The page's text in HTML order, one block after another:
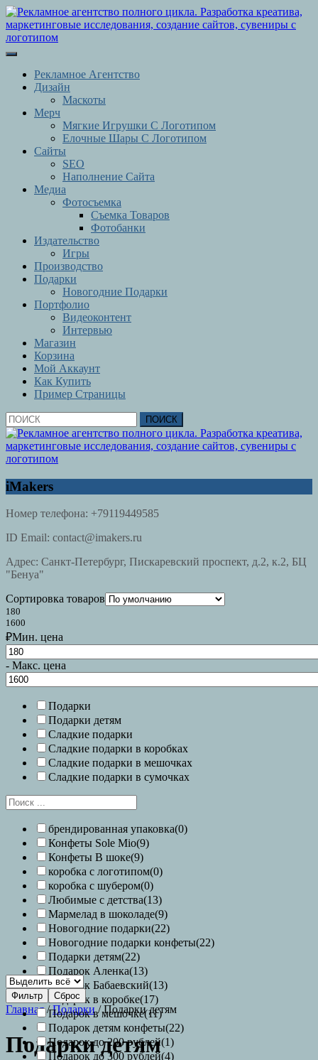
Перейти
к
содержимому
содержимому
Кнопка
ОткрытьРекламное Агентство
Дизайн
Маскоты
Мерч
Мягкие Игрушки С Логотипом
Елочные Шары С Логотипом
Сайты
SEO
Наполнение Сайта
Медиа
Фотосъемка
Съемка Товаров
Фотобанки
Издательство
Игры
Производство
Подарки
Новогодние Подарки
Портфолио
Видеоконтент
Интервью
Магазин
Корзина
Мой Аккаунт
Как Купить
Пример Страницы
Кнопка
Закрыть
Найти:
iMakers
Номер телефона: +79119449585
ID Email: contact@imakers.ru
Адрес: Санкт-Петербург, Пискаревский проспект, д.2, к.2, БЦ
"Бенуа"
Сортировка товаров
180
1600
₽Мин. цена
- Макс. цена
Подарки
Подарки детям
Сладкие подарки
Сладкие подарки в коробках
Сладкие подарки в мешочках
Сладкие подарки в сумочках
брендированная упаковка(0)
Конфеты Sole Mio(9)
Конфеты В шоке(9)
коробка с логотипом(0)
коробка с шубером(0)
Любимые с детства(13)
Мармелад в шоколаде(9)
Новогодние подарки(22)
Новогодние подарки конфеты(22)
Подарки детям(22)
Подарок Аленка(13)
Подарок Бабаевский(13)
Подарок в коробке(17)
Подарок в мешочке(11)
Подарок детям конфеты(22)
Подарок до 200 рублей(1)
Подарок до 300 рублей(4)
Фильтр Сброс
Главная/Подарки/ Подарки детям
Подарки детям